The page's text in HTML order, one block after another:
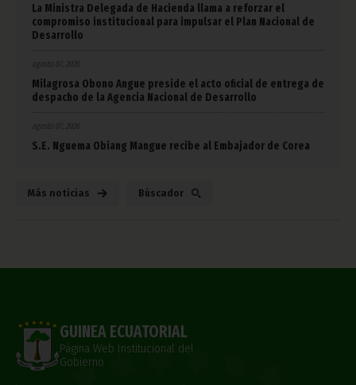
La Ministra Delegada de Hacienda llama a reforzar el
compromiso institucional para impulsar el Plan Nacional de
Desarrollo
agosto 07, 2026
Milagrosa Obono Angue preside el acto oficial de entrega de
despacho de la Agencia Nacional de Desarrollo
agosto 07, 2026
S.E. Nguema Obiang Mangue recibe al Embajador de Corea
Más noticias Búscador
GUINEA ECUATORIAL
Página Web Institucional del
Gobierno